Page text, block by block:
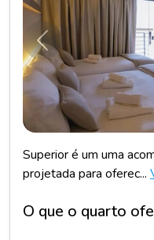
Anterior
Superior é um uma
projetada para oferec...
O que o quarto